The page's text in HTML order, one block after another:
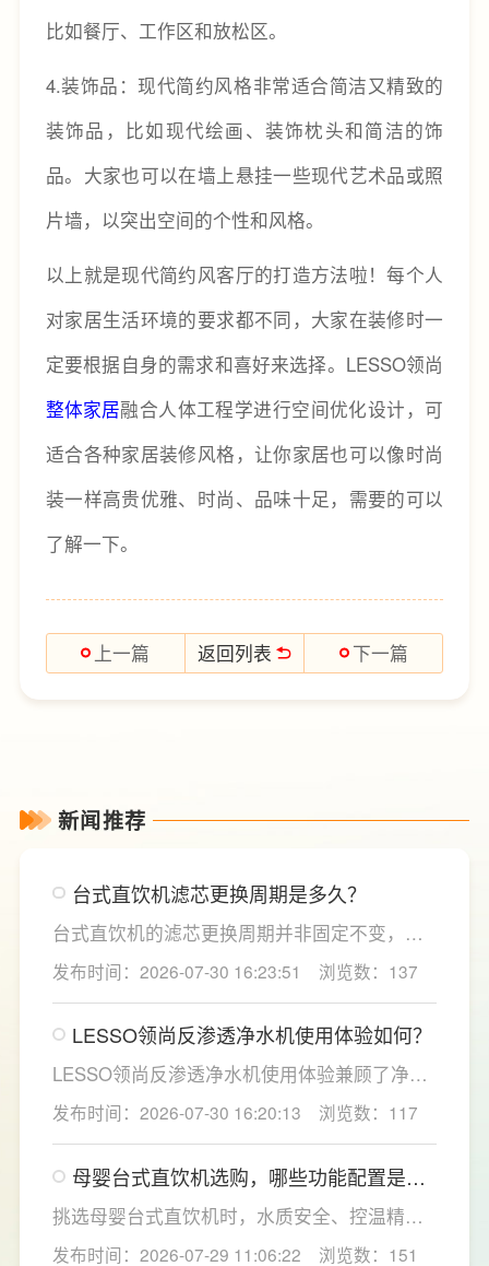
比如餐厅、工作区和放松区。
4.装饰品：现代简约风格非常适合简洁又精致的
装饰品，比如现代绘画、装饰枕头和简洁的饰
品。大家也可以在墙上悬挂一些现代艺术品或照
片墙，以突出空间的个性和风格。
以上就是现代简约风客厅的打造方法啦！每个人
对家居生活环境的要求都不同，大家在装修时一
定要根据自身的需求和喜好来选择。LESSO领尚
整体家居融合人体工程学进行空间优化设计，可
适合各种家居装修风格，让你家居也可以像时尚
装一样高贵优雅、时尚、品味十足，需要的可以
了解一下。
上一篇 返回列表 下一篇
新闻推荐
台式直饮机滤芯更换周期是多久？
台式直饮机的滤芯更换周期并非固定不变，主
要取决于实际用水量、进水水质及使用频率等
因素。一般来说，PP棉和活性炭类前置滤芯建
议每6至12个月更换一次，RO反渗透膜滤芯使
用寿命相对较长，通常在2至3年左右，而后置
活性炭滤芯则建议每年更换一次以保障出水口
感。
发布时间：2026-07-30 16:23:51 浏览数：137
LESSO领尚反渗透净水机使用体验如何？
LESSO领尚反渗透净水机使用体验兼顾了净水
效果、使用便捷性和节水表现。产品采用
120mm纤薄机身设计，不占用过多厨下空间；
双出水模式可根据不同需求切换生活用水和直
饮水，不仅满足厨房多场景用水需求，还有助
于延长滤芯使用寿命。
发布时间：2026-07-30 16:20:13 浏览数：117
母婴台式直饮机选购，哪些功能配置是有
娃家庭必不可少的？
挑选母婴台式直饮机时，水质安全、控温精准
度是宝妈群体最关心的核心需求，接下来
发布时间：2026-07-29 11:06:22 浏览数：151